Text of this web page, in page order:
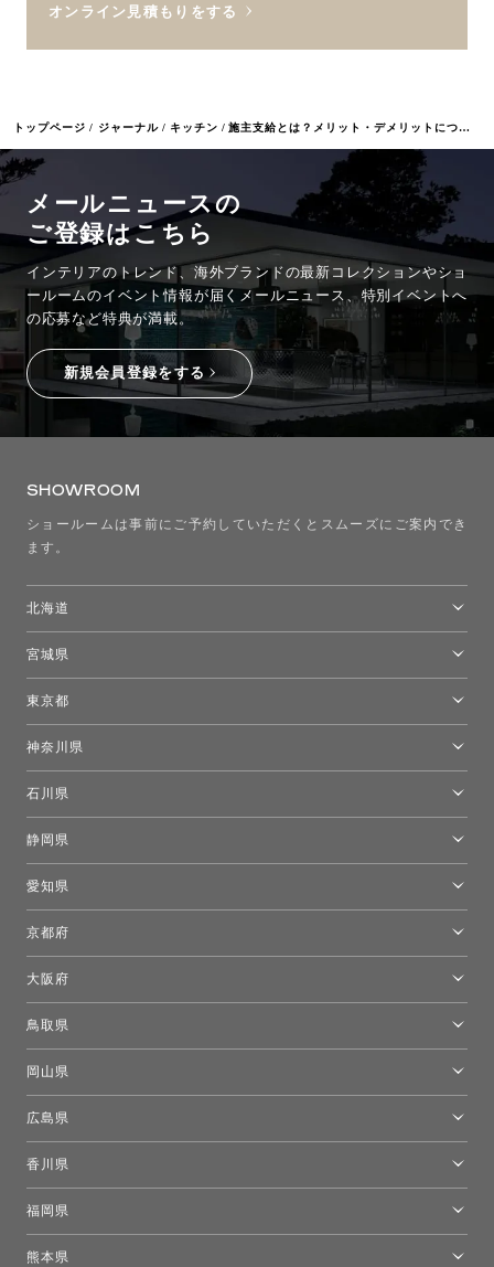
トップページ ジャーナル キッチン 施主支給とは？メリット・デメリットについて解説します！
オンライン見積もりをする
メールニュースの
ご登録はこちら
インテリアのトレンド、海外ブランドの最新コレクションやショ
ールームのイベント情報が 届くメールニュース、特別イベントへ
の応募など特典が満載。
新規会員登録をする
SHOWROOM
ショールームは事前にご予約していただくとスムーズにご案内でき
ます。
北海道
宮城県
東京都
モーイ東京
キーブー東京
FLOS｜フロスデザインスペース青山
神奈川県
石川県
静岡県
愛知県
京都府
大阪府
鳥取県
岡山県
広島県
香川県
福岡県
熊本県